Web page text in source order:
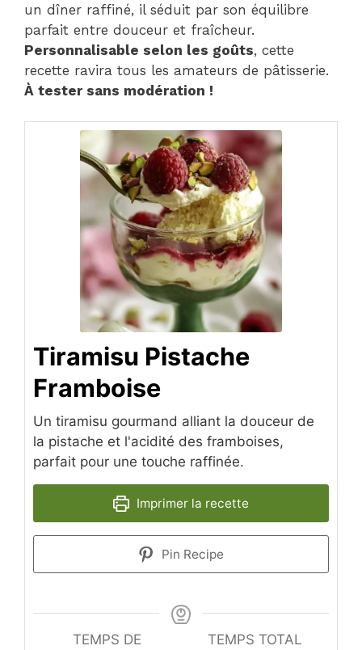
un dîner raffiné, il séduit par son équilibre
parfait entre douceur et fraîcheur.
Personnalisable selon les goûts, cette
recette ravira tous les amateurs de pâtisserie.
À tester sans modération !
Tiramisu Pistache
Framboise
Un tiramisu gourmand alliant la douceur de
la pistache et l'acidité des framboises,
parfait pour une touche raffinée.
Imprimer la recette
Pin Recipe
TEMPS DE
TEMPS TOTAL